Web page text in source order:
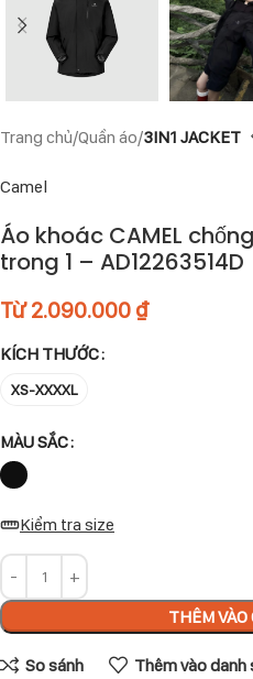
Trang chủ Quần áo 3IN1 JACKET
Camel
Áo khoác CAMEL
trong 1 – AD12263514D
Từ2.090.000 ₫
KÍCH THƯỚC
XS-XXXXL
MÀU SẮC
Kiểm tra size
THÊM VÀO
So sánh Thêm vào